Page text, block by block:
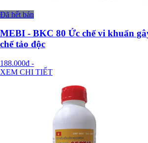
Đã hết bán
MEBI - BKC 80 Ức chế vi khuẩn
chế tảo độc
188.000đ -
XEM CHI TIẾT